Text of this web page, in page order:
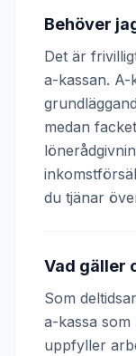
Behöver
Det är
a-kassan. A-
medan
du tjänar
Vad gäller
Som
a-kassa
uppfyller